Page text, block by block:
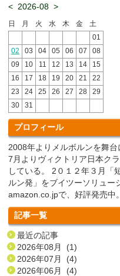
< 2026-08 >
日 月 火 水 木 金
土
01
02
03 04 05 06 07
08
09
10 11 12 13 14
15
16
17 18 19 20 21
22
23
24 25 26 27 28
29
30
31
プロフィール
2008年よりメルボルンを舞
7月よりヴィクトリア日本ク
している。 2０１２年３月
ルン発」をブイツーソリュー
amazon.co.jpで、好評発売中。
記事一覧
最近の記事
2026年08月 (1)
2026年07月 (4)
2026年06月 (4)